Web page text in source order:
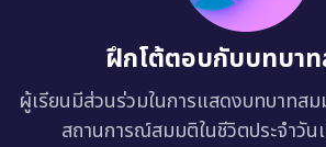
ฝึกโต้ตอบกับบทบา
ผู้เรียนมีส่วนร่วมในการแสดงบทบาทสม
สถานการณ์สมมติในชีวิตประจำวัน